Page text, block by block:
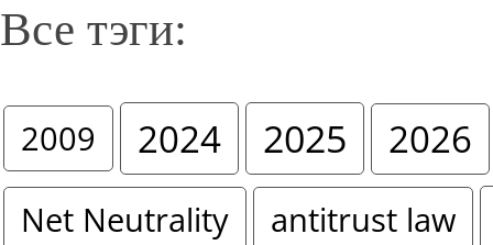
Все тэги:
2009 2024 2025 2026
Net Neutrality
antitrust law